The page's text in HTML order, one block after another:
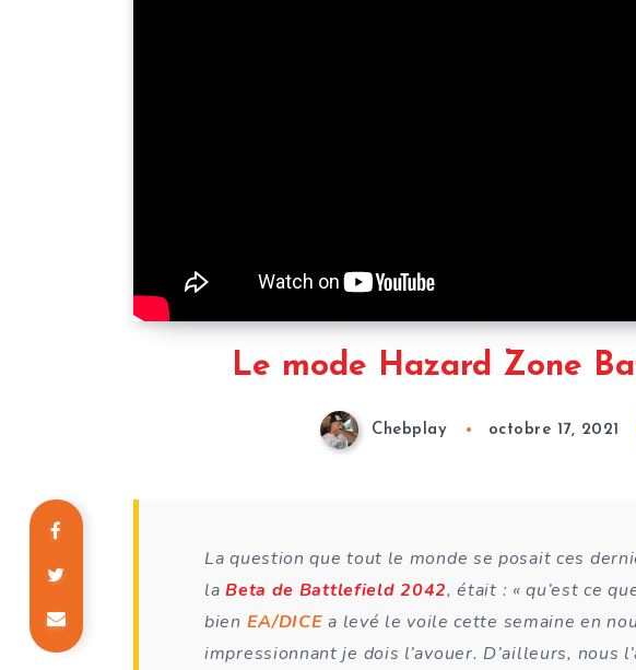
Le mode Hazard Zone
Chebplay octobre 17, 2021
La question que tout le monde se posait ces
laBeta de Battlefield 2042, était : « qu’est ce
bien EA/DICE a levé le voile cette semaine en
impressionnant je dois l’avouer. D’ailleurs, nous